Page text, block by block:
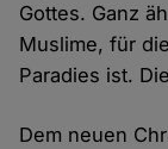
Gottes. Ganz
Muslime, für
Paradies ist.
Dem neuen